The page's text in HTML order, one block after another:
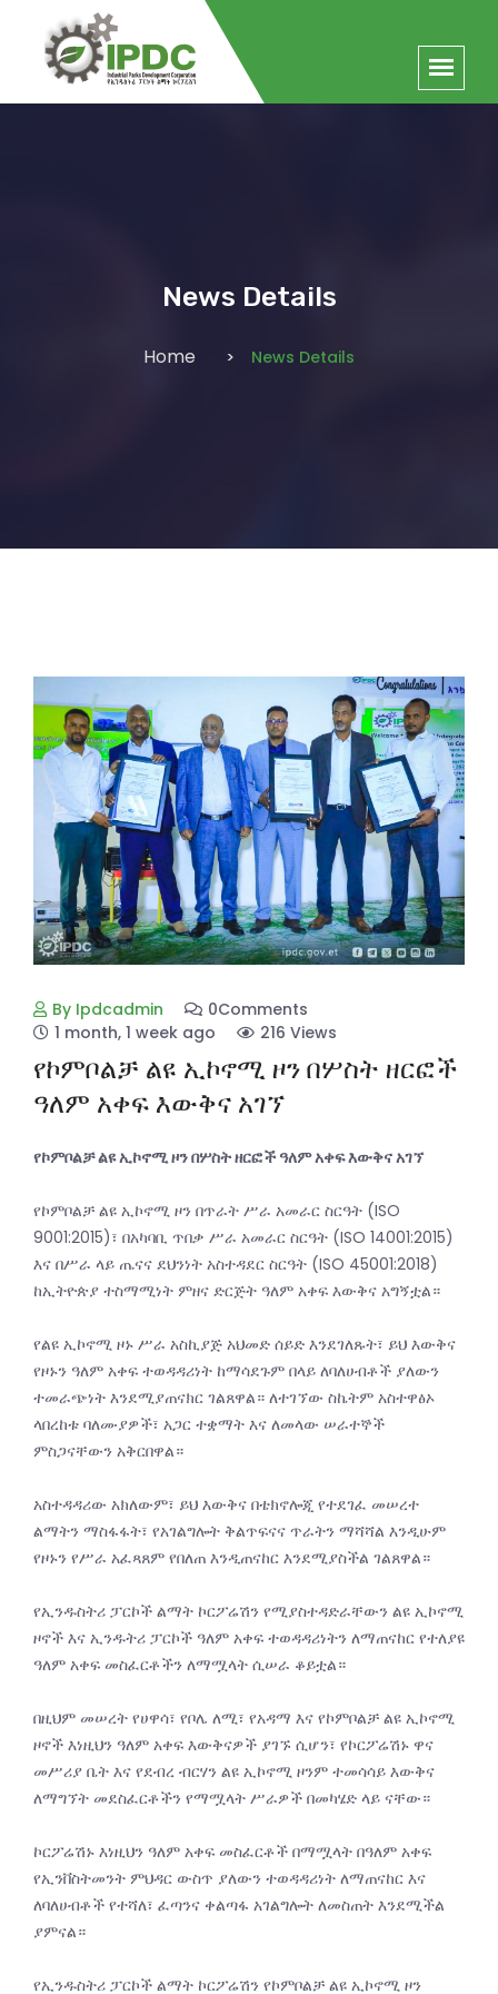
News Details
Home News Details
By Ipdcadmin
0Comments
1 month, 1 week ago
216 Views
የኮምቦልቻ ልዩ ኢኮኖሚ ዞን በሦስት ዘርፎች
ዓለም አቀፍ እውቅና አገኘ
የኮምቦልቻ ልዩ ኢኮኖሚ ዞን በሦስት ዘርፎች ዓለም አቀፍ እውቅና አገኘ
የኮምቦልቻ ልዩ ኢኮኖሚ ዞን በጥራት ሥራ አመራር ስርዓት (ISO
9001:2015)፣ በአካባቢ ጥበቃ ሥራ አመራር ስርዓት (ISO 14001:2015)
እና በሥራ ላይ ጤናና ደህንነት አስተዳደር ስርዓት (ISO 45001:2018)
ከኢትዮጵያ ተስማሚነት ምዘና ድርጅት ዓለም አቀፍ እውቅና አግኝቷል።
የልዩ ኢኮኖሚ ዞኑ ሥራ አስኪያጅ አህመድ ሰይድ እንደገለጹት፣ ይህ እውቅና
የዞኑን ዓለም አቀፍ ተወዳዳሪነት ከማሳደጉም በላይ ለባለሀብቶች ያለውን
ተመራጭነት እንደሚያጠናክር ገልጸዋል። ለተገኘው ስኬትም አስተዋፅኦ
ላበረከቱ ባለሙያዎች፣ አጋር ተቋማት እና ለመላው ሠራተኞች
ምስጋናቸውን አቅርበዋል።
አስተዳዳሪው አክለውም፣ ይህ እውቅና በቴክኖሎጂ የተደገፈ መሠረተ
ልማትን ማስፋፋት፣ የአገልግሎት ቅልጥፍናና ጥራትን ማሻሻል እንዲሁም
የዞኑን የሥራ አፈጻጸም የበለጠ እንዲጠናከር እንደሚያስችል ገልጸዋል።
የኢንዱስትሪ ፓርኮች ልማት ኮርፖሬሽን የሚያስተዳድራቸውን ልዩ ኢኮኖሚ
ዞኖች እና ኢንዱትሪ ፓርኮች ዓለም አቀፍ ተወዳዳሪነትን ለማጠናከር የተለያዩ
ዓለም አቀፍ መስፈርቶችን ለማሟላት ሲሠራ ቆይቷል።
በዚህም መሠረት የሀዋሳ፣ የቦሌ ለሚ፣ የአዳማ እና የኮምቦልቻ ልዩ ኢኮኖሚ
ዞኖች እነዚህን ዓለም አቀፍ እውቅናዎች ያገኙ ሲሆን፣ የኮርፖሬሽኑ ዋና
መሥሪያ ቤት እና የደብረ ብርሃን ልዩ ኢኮኖሚ ዞንም ተመሳሳይ እውቅና
ለማግኘት መደስፈርቶችን የማሟላት ሥራዎች በመካሄድ ላይ ናቸው።
ኮርፖሬሽኑ እነዚህን ዓለም አቀፍ መስፈርቶች በማሟላት በዓለም አቀፍ
የኢንቨስትመንት ምህዳር ውስጥ ያለውን ተወዳዳሪነት ለማጠናከር እና
ለባለሀብቶች የተሻለ፣ ፈጣንና ቀልጣፋ አገልግሎት ለመስጠት እንደሚችል
ያምናል።
የኢንዱስትሪ ፓርኮች ልማት ኮርፖሬሽን የኮምቦልቻ ልዩ ኢኮኖሚ ዞን